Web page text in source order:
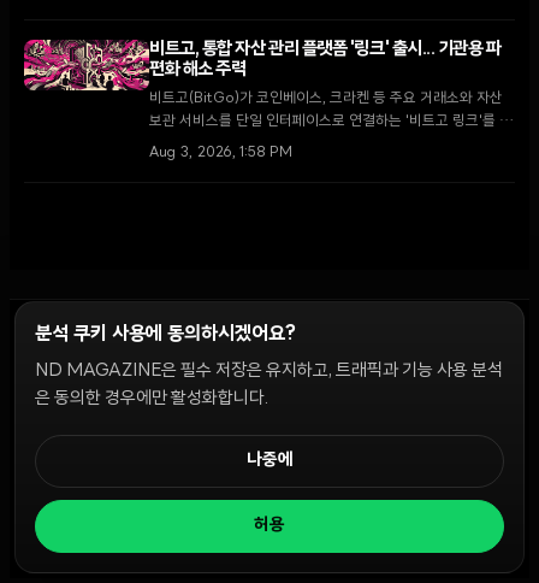
비트고, 통합 자산 관리 플랫폼 '링크' 출시... 기관용 파
편화 해소 주력
비트고(BitGo)가 코인베이스, 크라켄 등 주요 거래소와 자산
보관 서비스를 단일 인터페이스로 연결하는 '비트고 링크'를 출
시했다. 2026년 기관 투자자의 73%가 가상자산 비중 확대를
Aug 3, 2026, 1:58 PM
윤리 원칙 Discord 봇캠페인 가이드커뮤니티 랭킹
쿠키 설정
공시 및 정책:
분석 쿠키 사용에 동의하시겠어요?
ND MAGAZINE은 필수 저장은 유지하고, 트래픽과 기능 사용 분석
은 동의한 경우에만 활성화합니다.
나중에
허용